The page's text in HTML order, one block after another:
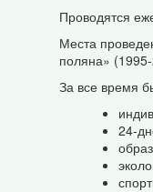
Проводятся
Места
поляна»
За все время
24-